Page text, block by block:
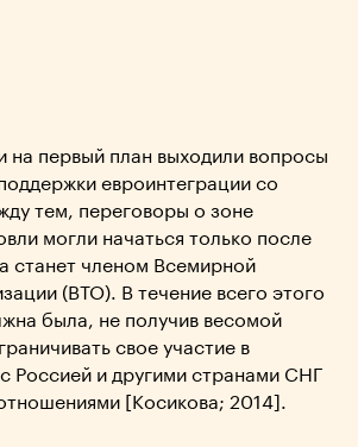
на первый план выходили вопросы
евроинтеграции со
тем, переговоры о зоне
могли начаться только после
станет членом Всемирной
(ВТО). В течение всего этого
была, не получив весомой
свое участие в
Россией и другими странами СНГ
[Косикова; 2014].